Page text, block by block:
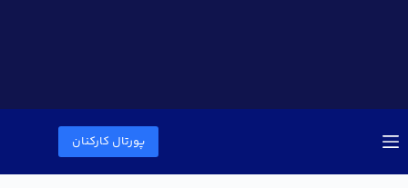
پورتال کارکنان